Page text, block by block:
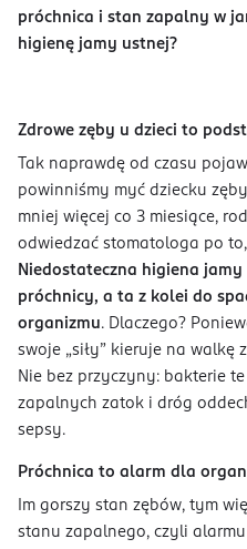
próchnica i stan zapalny w
higienę jamy ustnej?
Zdrowe zęby u dzieci to
Tak naprawdę od czasu
powinniśmy myć dziecku
mniej więcej co 3 miesiące,
odwiedzać stomatologa po
Niedostateczna higiena
próchnicy, a ta z kolei do
organizmu. Dlaczego?
swoje „siły” kieruje na walkę
Nie bez przyczyny: bakterie
zapalnych zatok i dróg
sepsy.
Próchnica to alarm dla
Im gorszy stan zębów, tym
stanu zapalnego, czyli